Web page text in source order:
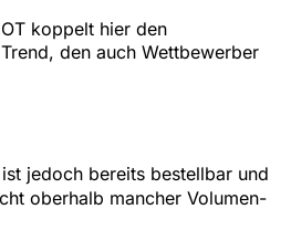
koppelt hier den
den auch Wettbewerber
jedoch bereits bestellbar und
oberhalb mancher Volumen-